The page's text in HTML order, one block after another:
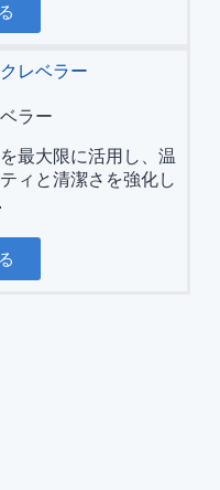
ラー
最大限に活用し、温
ィと清潔さを強化し